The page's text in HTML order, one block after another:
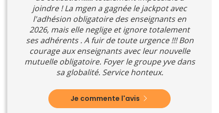
joindre ! La mgen a gagnée le jackpot avec
l'adhésion obligatoire des enseignants en
2026, mais elle neglige et ignore totalement
ses adhérents . A fuir de toute urgence !!! Bon
courage aux enseignants avec leur nouvelle
mutuelle obligatoire. Foyer le groupe yve dans
sa globalité. Service honteux.
Je commente l'avis